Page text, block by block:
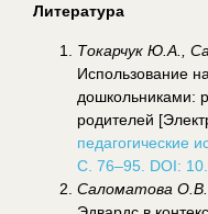
Литература
Токарчук Ю.А.,
Использование
дошкольниками:
родителей
педагогические
С. 76–95. DOI:
Саломатова О.В.